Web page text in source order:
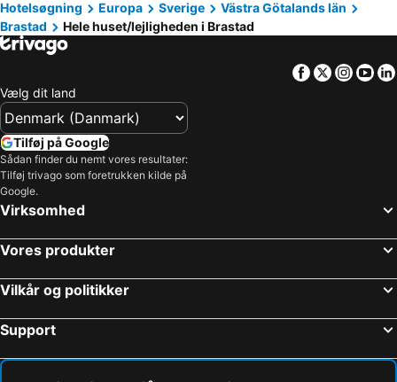
Hotelsøgning Europa Sverige
Västra Götalands län
Brastad
Hele huset/lejligheden i Brastad
Facebook
Twitter
Vælg dit land
Tilføj på Google
Sådan finder du nemt vores resultater:
Tilføj trivago som foretrukken kilde på
Google.
Virksomhed
Vores produkter
Vilkår og politikker
Support